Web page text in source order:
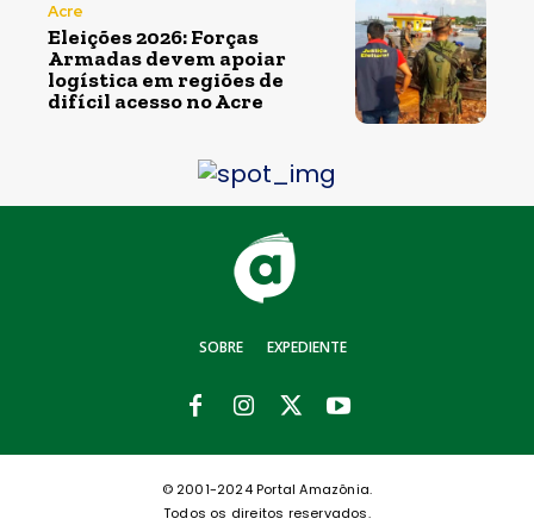
Acre
Eleições 2026: Forças
Armadas devem apoiar
logística em regiões de
difícil acesso no Acre
SOBRE EXPEDIENTE
© 2001-2024 Portal Amazônia.
Todos os direitos reservados.